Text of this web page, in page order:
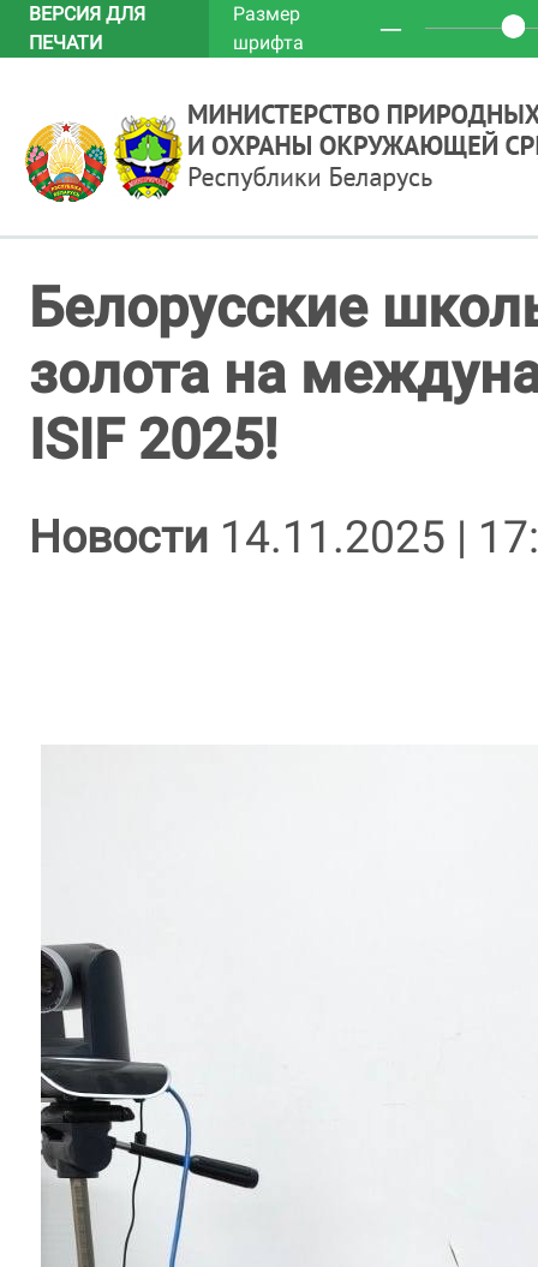
ВЕРСИЯ ДЛЯ
ПЕЧАТИ
Размер
шрифта
─
Белорусские
золота на
ISIF 2025!
Новости 14.11.2025 |